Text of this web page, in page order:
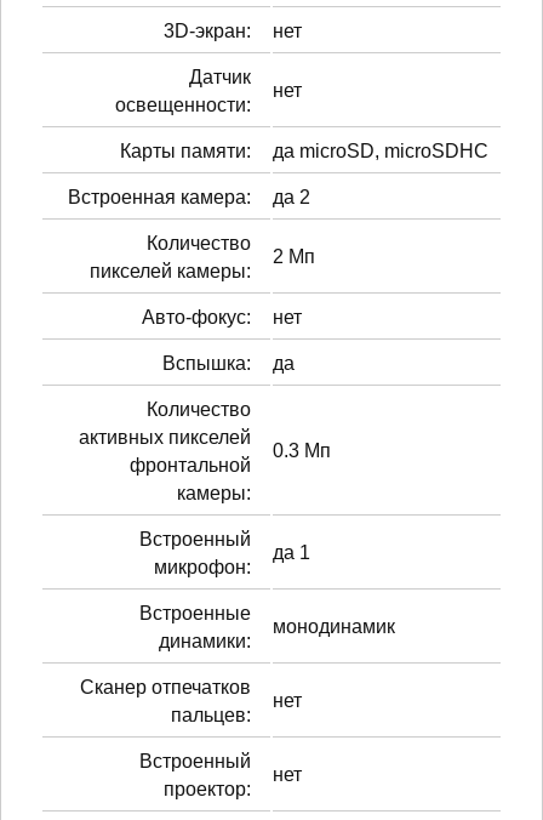
3D-экран: нет
Датчик
освещенности:
нет
Карты памяти: да microSD, microSDHC
Встроенная камера: да 2
Количество
пикселей камеры:
2 Мп
Авто-фокус: нет
Вспышка: да
Количество
активных пикселей
фронтальной
камеры:
0.3 Мп
Встроенный
микрофон:
да 1
Встроенные
динамики:
монодинамик
Сканер отпечатков
пальцев:
нет
Встроенный
проектор:
нет